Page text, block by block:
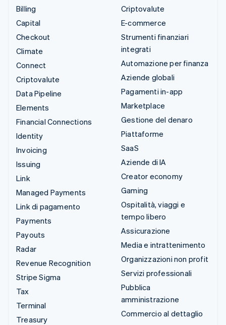
Billing
Capital
Checkout
Climate
Connect
Criptovalute
Data Pipeline
Elements
Financial Connections
Identity
Invoicing
Issuing
Link
Managed Payments
Link di pagamento
Payments
Payouts
Radar
Revenue Recognition
Stripe Sigma
Tax
Terminal
Treasury
Criptovalute
E-commerce
Strumenti finanziari
integrati
Automazione per finanza
Aziende globali
Pagamenti in-app
Marketplace
Gestione del denaro
Piattaforme
SaaS
Aziende di IA
Creator economy
Gaming
Ospitalità, viaggi e
tempo libero
Assicurazione
Media e intrattenimento
Organizzazioni non profit
Servizi professionali
Pubblica
amministrazione
Commercio al dettaglio